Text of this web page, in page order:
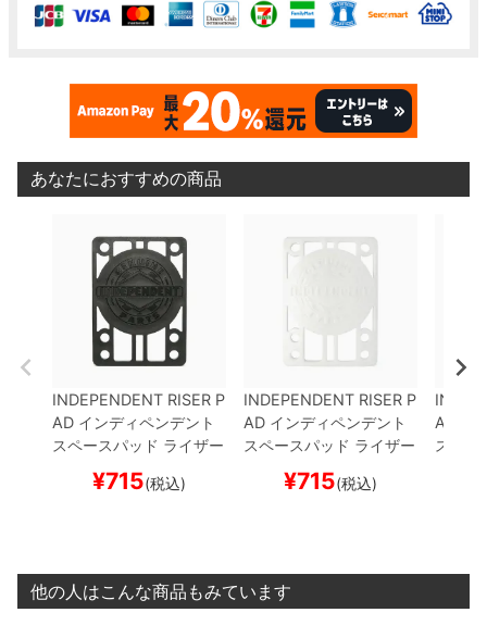
あなたにおすすめの商品
INDEPENDENT RISER P
AD インディペンデント
スペースパッド ライザー
パッド 2枚入り
S・SUMMIT黒1/8イン
¥715(税込)
INDEPENDENT RISER P
AD インディペンデント
スペースパッド ライザー
パッド 2枚入り
S・SUMMIT白1/8イン
¥715(税込)
AD
スペー
他の人はこんな商品もみています